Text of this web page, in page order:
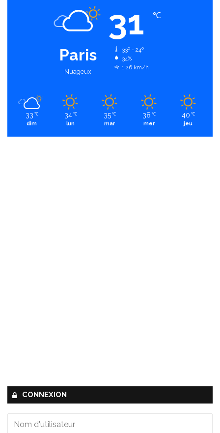
Paris
Nuageux
31 ℃
33º - 24º
34%
1.26 km/h
33 ℃
dim
34 ℃
lun
35 ℃
mar
38 ℃
mer
40 ℃
jeu
CONNEXION